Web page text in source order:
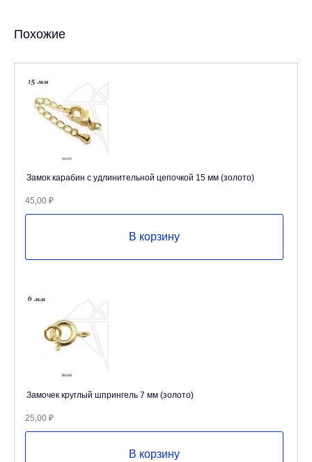
Похожие
Замок карабин с удлинительной цепочкой 15 мм (золото)
45,00 ₽
В корзину
Замочек круглый шпрингель 7 мм (золото)
25,00 ₽
В корзину